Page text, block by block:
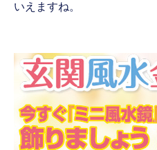
いえますね。